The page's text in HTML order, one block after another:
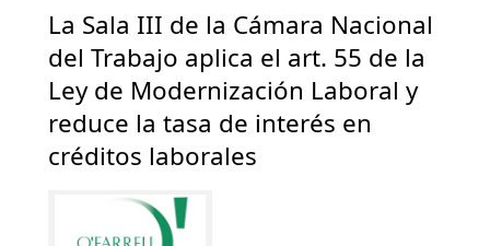
La Sala III de la Cámara Nacional
del Trabajo aplica el art. 55 de la
Ley de Modernización Laboral y
reduce la tasa de interés en
créditos laborales